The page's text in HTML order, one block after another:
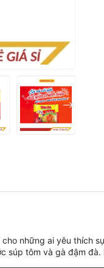
những ai yêu thích
tôm và gà đậm